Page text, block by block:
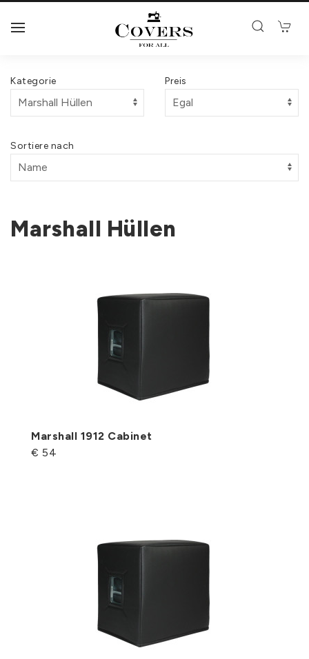
Kategorie Preis
Sortiere nach
Marshall Hüllen
Marshall 1912 Cabinet
€ 54